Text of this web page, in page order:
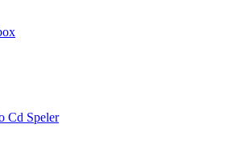
Cd Speler